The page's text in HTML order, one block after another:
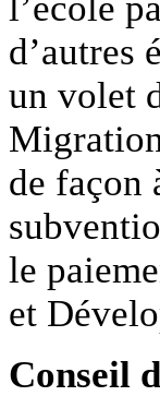
d’autres
un volet
de façon
le
et
Conseil